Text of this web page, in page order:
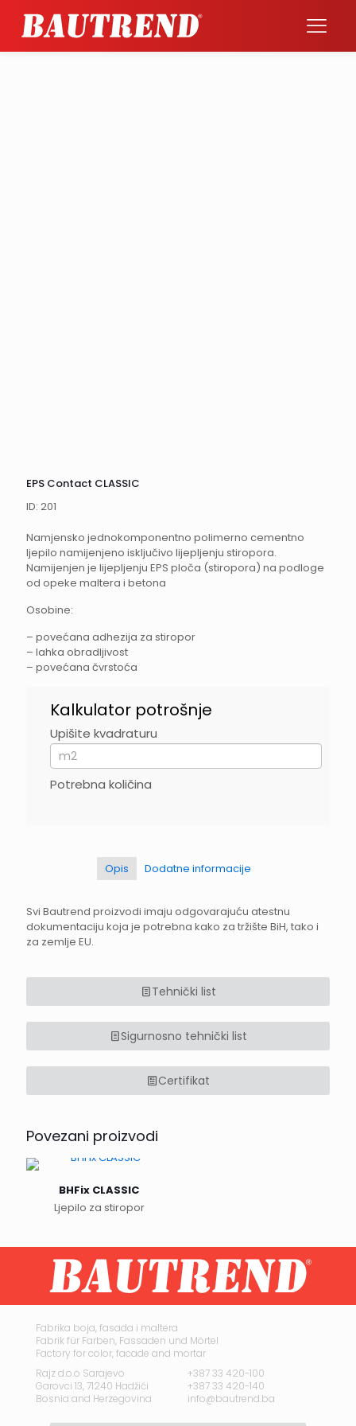
EPS Contact CLASSIC
ID: 201
Namjensko jednokomponentno polimerno cementno
ljepilo namijenjeno isključivo lijepljenju stiropora.
Namijenjen je lijepljenju EPS ploča (stiropora) na podloge
od opeke maltera i betona
Osobine:
– povećana adhezija za stiropor
– lahka obradljivost
– povećana čvrstoća
EPS
–
Contact
Kalkulator potrošnje
Upišite kvadraturu
Potrebna količina
If
you
are
human,
leave
Opis
Dodatne informacije
Svi Bautrend proizvodi imaju odgovarajuću atestnu
dokumentaciju koja je potrebna kako za tržište BiH, tako i
za zemlje EU.
Tehnički list
Sigurnosno tehnički list
Certifikat
Povezani proizvodi
BHFix CLASSIC
Ljepilo za stiropor
Fabrika boja, fasada i maltera
Fabrik für Farben, Fassaden und Mörtel
Factory for color, facade and mortar
Rajz d.o.o Sarajevo
Garovci 13, 71240 Hadžići
Bosnia and Herzegovina
+387 33 420-100
+387 33 420-140
info@bautrend.ba